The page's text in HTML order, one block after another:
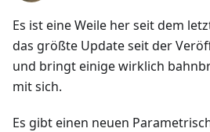
Es ist eine Weile her seit dem
das größte Update seit der
und bringt einige wirklich
mit sich.
Es gibt einen neuen